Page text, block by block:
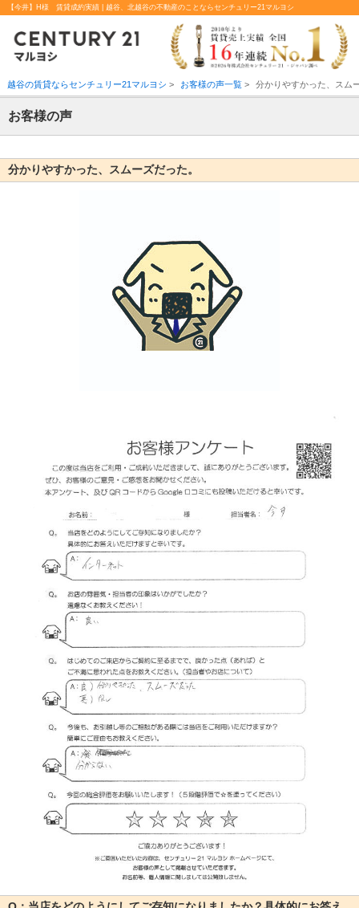
【今井】H様 賃貸成約実績 | 越谷、北越谷の不動産のことならセンチュリー21マルヨシ
越谷の賃貸ならセンチュリー21マルヨシ > お客様の声一覧> 分かりやすかった、スム
お客様の声
分かりやすかった、スムーズだった。